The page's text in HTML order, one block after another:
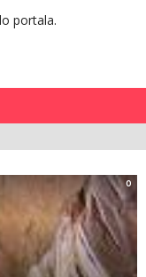
portala.
0